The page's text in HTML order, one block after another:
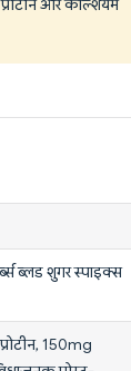
और कैल्शियम
ब्लड शुगर स्पाइक्स
150mg